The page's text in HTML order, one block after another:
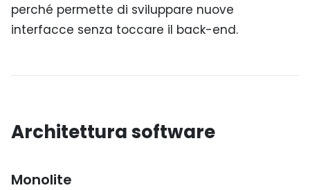
perché permette di sviluppare nuove
interfacce senza toccare il back-end.
Architettura software
Monolite